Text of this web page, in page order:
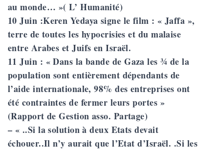
au monde… »( L’ Humanité)
10 Juin :Keren Yedaya signe le film : « Jaffa »,
terre de toutes les hypocrisies et du malaise
entre Arabes et Juifs en Israël.
11 Juin : « Dans la bande de Gaza les ¾ de la
population sont entièrement dépendants de
l’aide internationale, 98% des entreprises ont
été contraintes de fermer leurs portes »
(Rapport de Gestion asso. Partage)
– « ..Si la solution à deux Etats devait
échouer..Il n’y aurait que l’Etat d’Israël. .Si les